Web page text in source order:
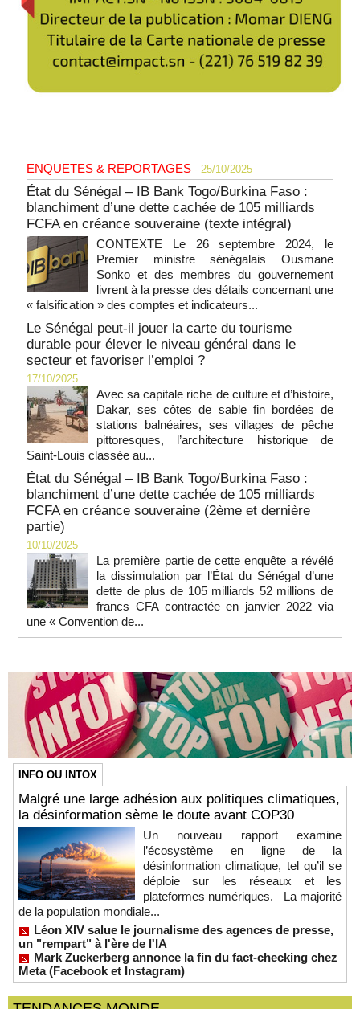
ENQUETES & REPORTAGES - 25/10/2025
État du Sénégal – IB Bank Togo/Burkina Faso :
blanchiment d’une dette cachée de 105 milliards
FCFA en créance souveraine (texte intégral)
CONTEXTE Le 26 septembre 2024, le
Premier ministre sénégalais Ousmane
Sonko et des membres du gouvernement
livrent à la presse des détails concernant une
« falsification » des comptes et indicateurs...
Le Sénégal peut-il jouer la carte du tourisme
durable pour élever le niveau général dans le
secteur et favoriser l’emploi ?
17/10/2025
Avec sa capitale riche de culture et d’histoire,
Dakar, ses côtes de sable fin bordées de
stations balnéaires, ses villages de pêche
pittoresques, l’architecture historique de
Saint-Louis classée au...
État du Sénégal – IB Bank Togo/Burkina Faso :
blanchiment d’une dette cachée de 105 milliards
FCFA en créance souveraine (2ème et dernière
partie)
10/10/2025
La première partie de cette enquête a révélé
la dissimulation par l’État du Sénégal d’une
dette de plus de 105 milliards 52 millions de
francs CFA contractée en janvier 2022 via
une « Convention de...
INFO OU INTOX
Malgré une large adhésion aux politiques climatiques,
la désinformation sème le doute avant COP30
Un nouveau rapport examine
l’écosystème en ligne de la
désinformation climatique, tel qu’il se
déploie sur les réseaux et les
plateformes numériques. La majorité
de la population mondiale...
Léon XIV salue le journalisme des agences de presse,
un "rempart" à l'ère de l'IA
Mark Zuckerberg annonce la fin du fact-checking chez
Meta (Facebook et Instagram)